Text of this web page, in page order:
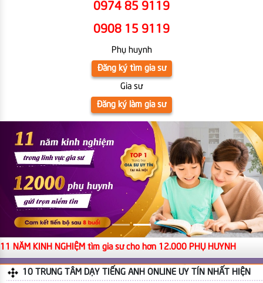
0974 85 9119
0908 15 9119
Phụ huynh
Đăng ký tìm gia sư
Gia sư
Đăng ký làm gia sư
11 NĂM KINH NGHIỆM tìm gia sư cho hơn 12.000 PHỤ HUYNH
10 TRUNG TÂM DẠY TIẾNG ANH ONLINE UY TÍN NHẤT HIỆN